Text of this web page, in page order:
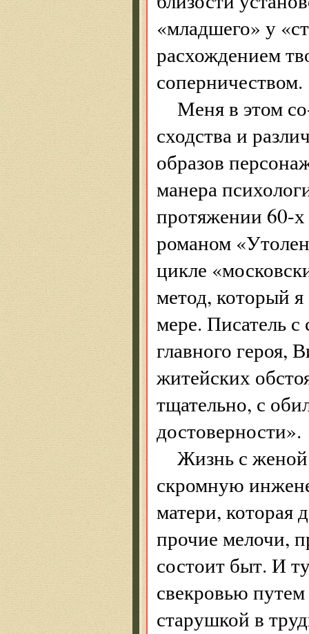
«младшего» у
расхождением
соперничеством.
Меня в этом
сходства и
образов
манера
протяжении 60-х
романом
цикле
метод, который
мере. Писатель с
главного героя,
житейских
тщательно, с
достоверности».
Жизнь с
скромную
матери, которая
прочие мелочи,
состоит быт. И
свекровью
старушкой в